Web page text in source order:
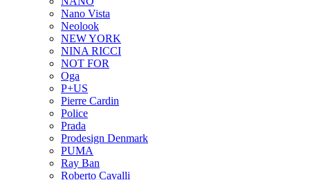
Nano Vista
Neolook
NEW YORK
NINA RICCI
NOT FOR
Oga
P+US
Pierre Cardin
Police
Prada
Prodesign Denmark
PUMA
Ray Ban
Roberto Cavalli